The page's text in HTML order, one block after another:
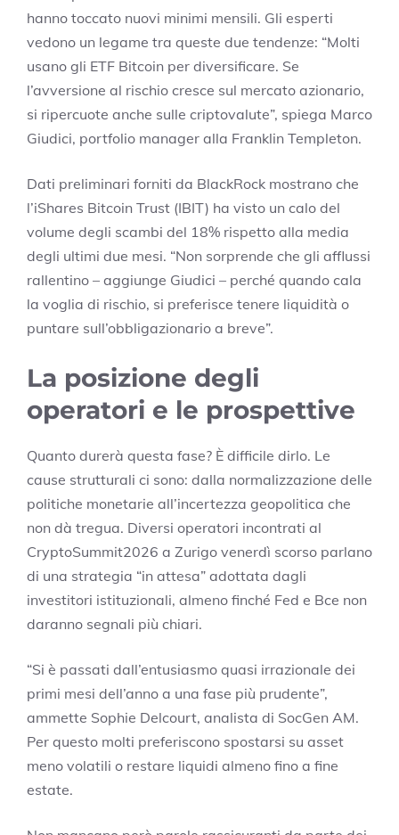
hanno toccato nuovi minimi mensili. Gli esperti
vedono un legame tra queste due tendenze: “Molti
usano gli ETF Bitcoin per diversificare. Se
l’avversione al rischio cresce sul mercato azionario,
si ripercuote anche sulle criptovalute”, spiega Marco
Giudici, portfolio manager alla Franklin Templeton.
Dati preliminari forniti da BlackRock mostrano che
l’iShares Bitcoin Trust (IBIT) ha visto un calo del
volume degli scambi del 18% rispetto alla media
degli ultimi due mesi. “Non sorprende che gli afflussi
rallentino – aggiunge Giudici – perché quando cala
la voglia di rischio, si preferisce tenere liquidità o
puntare sull’obbligazionario a breve”.
La posizione degli
operatori e le prospettive
Quanto durerà questa fase? È difficile dirlo. Le
cause strutturali ci sono: dalla normalizzazione delle
politiche monetarie all’incertezza geopolitica che
non dà tregua. Diversi operatori incontrati al
CryptoSummit2026 a Zurigo venerdì scorso parlano
di una strategia “in attesa” adottata dagli
investitori istituzionali, almeno finché Fed e Bce non
daranno segnali più chiari.
“Si è passati dall’entusiasmo quasi irrazionale dei
primi mesi dell’anno a una fase più prudente”,
ammette Sophie Delcourt, analista di SocGen AM.
Per questo molti preferiscono spostarsi su asset
meno volatili o restare liquidi almeno fino a fine
estate.